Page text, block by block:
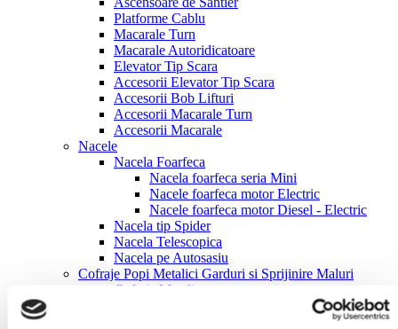
Platforme Cablu
Macarale Turn
Macarale Autoridicatoare
Elevator Tip Scara
Accesorii Elevator Tip Scara
Accesorii Bob Lifturi
Accesorii Macarale Turn
Accesorii Macarale
Nacele
Nacela Foarfeca
Nacela foarfeca seria Mini
Nacele foarfeca motor Electric
Nacele foarfeca motor Diesel - Electric
Nacela tip Spider
Nacela Telescopica
Nacela pe Autosasiu
Cofraje Popi Metalici Garduri si Sprijinire Maluri
Cofraje Metalice